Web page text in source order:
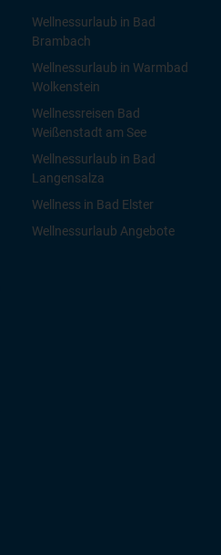
Wellnessurlaub in Bad
Brambach
Wellnessurlaub in Warmbad
Wolkenstein
Wellnessreisen Bad
Weißenstadt am See
Wellnessurlaub in Bad
Langensalza
Wellness in Bad Elster
Wellnessurlaub Angebote